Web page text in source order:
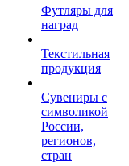
Футляры для
наград
Текстильная
продукция
Сувениры с
символикой
России,
регионов,
стран